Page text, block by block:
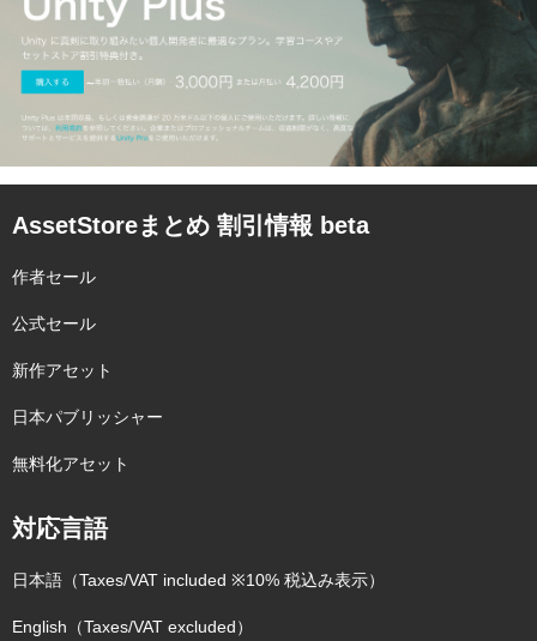
AssetStoreまとめ 割引情報 beta
作者セール
公式セール
新作アセット
日本パブリッシャー
無料化アセット
対応言語
日本語（Taxes/VAT included ※10% 税込み表示）
English（Taxes/VAT excluded）